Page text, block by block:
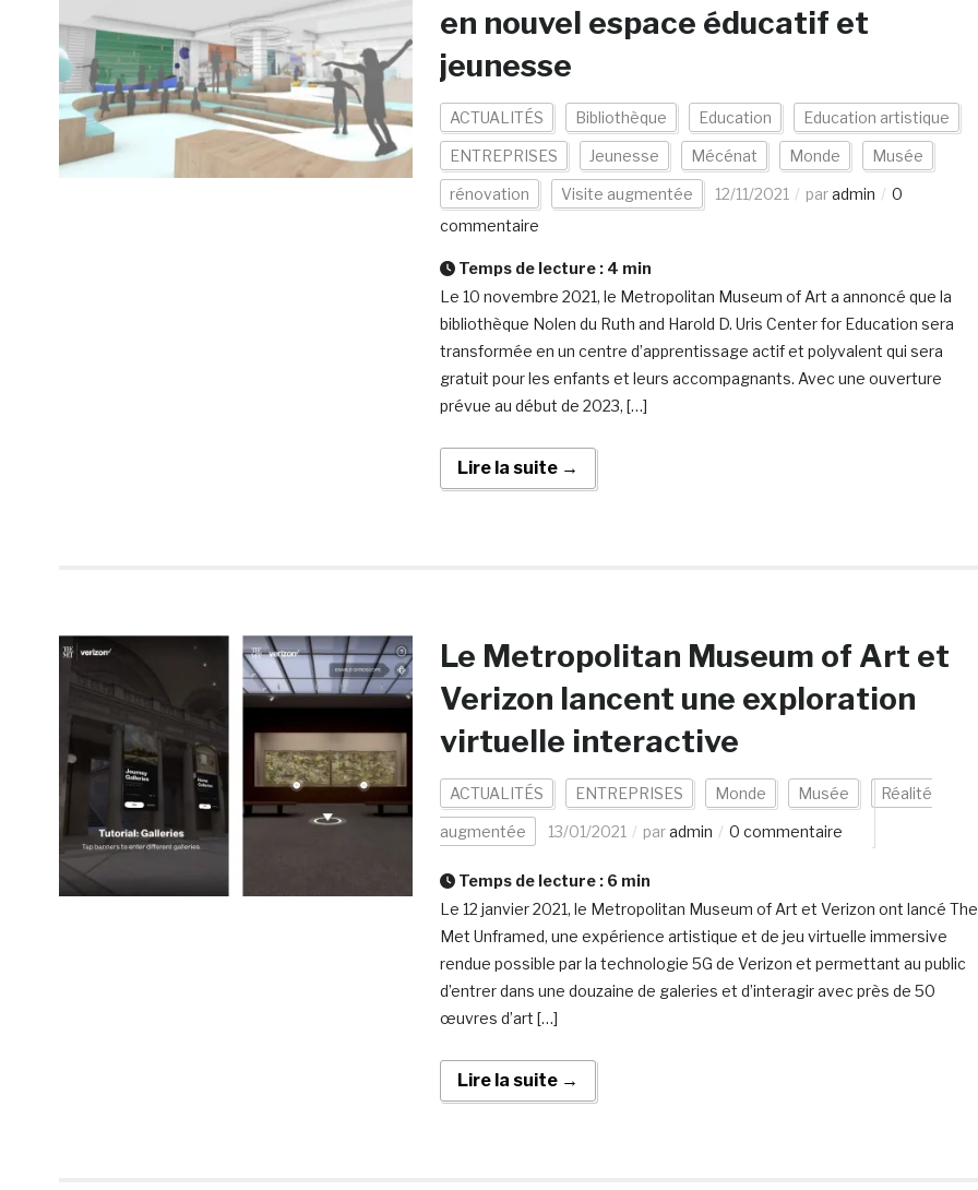
en nouvel espace éducatif et
jeunesse
ACTUALITÉS Bibliothèque Education Education artistique
ENTREPRISES Jeunesse Mécénat Monde Musée
rénovation Visite augmentée 12/11/2021 paradmin
0
commentaire
Temps de lecture : 4 min
Le 10 novembre 2021, le Metropolitan Museum of Art a annoncé que la
bibliothèque Nolen du Ruth and Harold D. Uris Center for Education sera
transformée en un centre d’apprentissage actif et polyvalent qui sera
gratuit pour les enfants et leurs accompagnants. Avec une ouverture
prévue au début de 2023, […]
Lire la suite →
Le Metropolitan Museum of Art et
Verizon lancent une exploration
virtuelle interactive
ACTUALITÉS ENTREPRISES Monde Musée Réalité
augmentée 13/01/2021 paradmin 0 commentaire
Temps de lecture : 6 min
Le 12 janvier 2021, le Metropolitan Museum of Art et Verizon ont lancé The
Met Unframed, une expérience artistique et de jeu virtuelle immersive
rendue possible par la technologie 5G de Verizon et permettant au public
d’entrer dans une douzaine de galeries et d’interagir avec près de 50
œuvres d’art […]
Lire la suite →